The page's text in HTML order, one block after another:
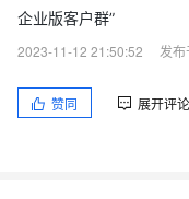
企业版客户群”
2023-11-12 21:50:52
发
赞同 展开评论